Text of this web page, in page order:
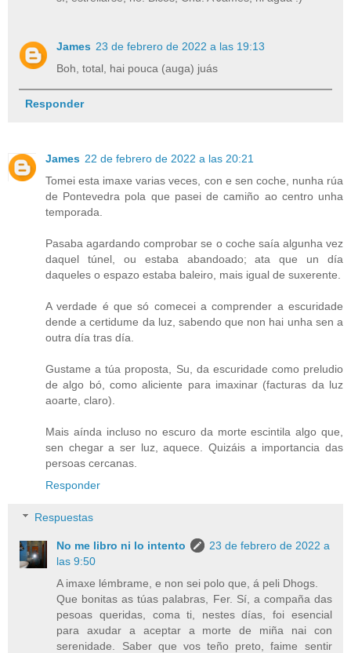
James 23 de febrero de 2022 a las 19:13
Boh, total, hai pouca (auga) juás
Responder
James 22 de febrero de 2022 a las 20:21
Tomei esta imaxe varias veces, con e sen coche, nunha rúa
de Pontevedra pola que pasei de camiño ao centro unha
temporada.
Pasaba agardando comprobar se o coche saía algunha vez
daquel túnel, ou estaba abandoado; ata que un día
daqueles o espazo estaba baleiro, mais igual de suxerente.
A verdade é que só comecei a comprender a escuridade
dende a certidume da luz, sabendo que non hai unha sen a
outra día tras día.
Gustame a túa proposta, Su, da escuridade como preludio
de algo bó, como aliciente para imaxinar (facturas da luz
aoarte, claro).
Mais aínda incluso no escuro da morte escintila algo que,
sen chegar a ser luz, aquece. Quizáis a importancia das
persoas cercanas.
Responder
Respuestas
No me libro ni lo intento
23 de febrero de 2022 a
las 9:50
A imaxe lémbrame, e non sei polo que, á peli Dhogs.
Que bonitas as túas palabras, Fer. Sí, a compaña das
pesoas queridas, coma ti, nestes días, foi esencial
para axudar a aceptar a morte de miña nai con
serenidade. Saber que vos teño preto, faime sentir